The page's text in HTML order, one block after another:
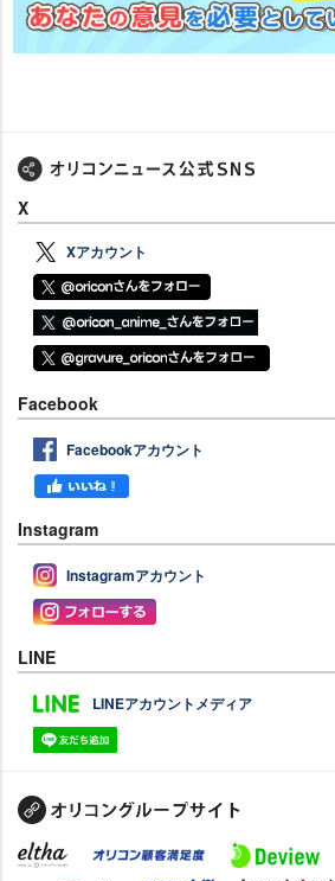
X
Xアカウント
Facebook
Facebookアカウント
Instagram
Instagramアカウント
LINE
LINEアカウントメディア